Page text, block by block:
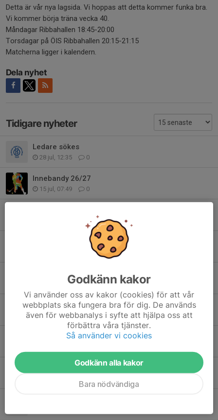
Detta är vår nya lagsida. Vi hoppas att detta kommer funka bra.
Vi kommer börja träna vecka 40.
Måndagar Ribbahallen 18:45-20:00
Torsdagar på ÖIS Ribbahallen 20:15-21:15
Matcherna ligger i kalendern.
Dela nyhet
Tidigare nyheter
Ledare sökes
28 jul, 12:35 0
Innebandy 26/27
15 jul, 07:49 0
6
Samlingstider/info
2
31 mar, 17:56 15
Säsongen lider mot sitt slut
21 mar, 08:59 1
Nytt datum på Westbo matchen
Information till föräldrar i P12/13
Godkänn kakor
Vi använder oss av kakor (cookies) för att vår
webbplats ska fungera bra för dig. De används
även för webbanalys i syfte att hjälpa oss att
förbättra våra tjänster.
Så använder vi cookies
Godkänn alla kakor
Bara nödvändiga